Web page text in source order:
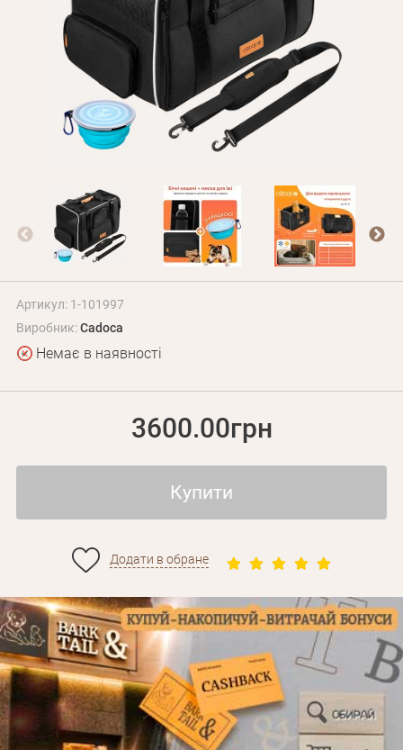
Про Нас
Оптовим клієнтам
Контакти
+380 (95) 095-00-05
Артикул: 1-101997
Виробник:Cadoca
Немає в наявності
3600.00грн
Купити
Додати в обране
Особисті дані